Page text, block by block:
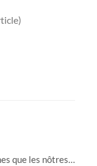
que les nôtres…